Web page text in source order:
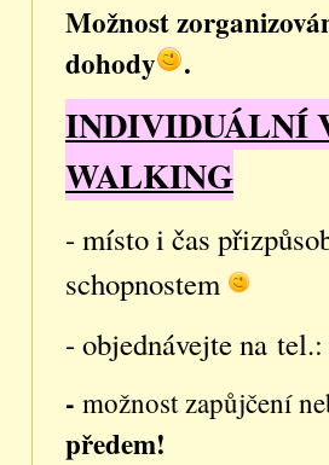
Možnost
dohody
.
INDIVIDUÁLNÍ
WALKING
- místo i čas
schopnostem
- objednávejte na tel.:
- možnost zapůjčení
předem!